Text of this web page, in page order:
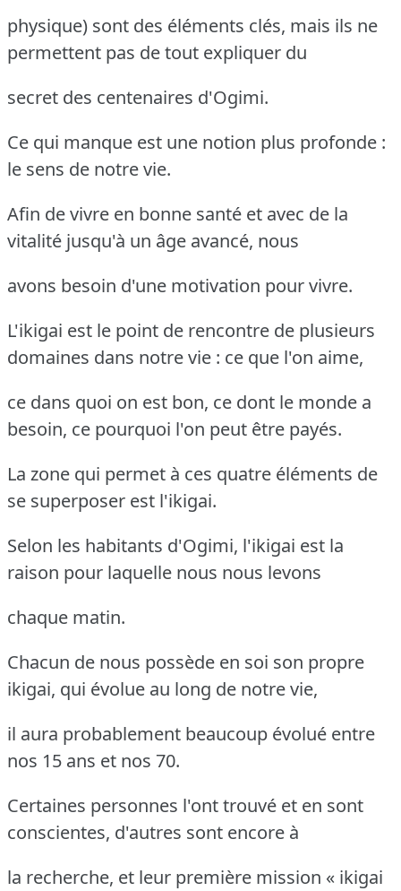
physique) sont des éléments clés, mais ils ne
permettent pas de tout expliquer du
secret des centenaires d'Ogimi.
Ce qui manque est une notion plus profonde :
le sens de notre vie.
Afin de vivre en bonne santé et avec de la
vitalité jusqu'à un âge avancé, nous
avons besoin d'une motivation pour vivre.
L'ikigai est le point de rencontre de plusieurs
domaines dans notre vie : ce que l'on aime,
ce dans quoi on est bon, ce dont le monde a
besoin, ce pourquoi l'on peut être payés.
La zone qui permet à ces quatre éléments de
se superposer est l'ikigai.
Selon les habitants d'Ogimi, l'ikigai est la
raison pour laquelle nous nous levons
chaque matin.
Chacun de nous possède en soi son propre
ikigai, qui évolue au long de notre vie,
il aura probablement beaucoup évolué entre
nos 15 ans et nos 70.
Certaines personnes l'ont trouvé et en sont
conscientes, d'autres sont encore à
la recherche, et leur première mission « ikigai